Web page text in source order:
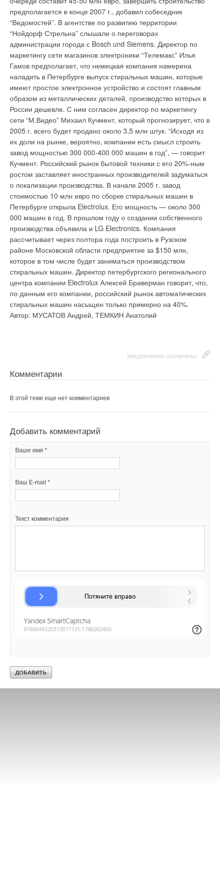
предполагается в конце 2007 г., добавил собеседник
“Ведомостей”. В агентстве по развитию территории
“Нойдорф Стрельна” слышали о переговорах
администрации города с Bosch und Siemens. Директор по
маркетингу сети магазинов электроники “Телемакс” Илья
Гамов предполагает, что немецкая компания намерена
наладить в Петербурге выпуск стиральных машин, которые
имеют простое электронное устройство и состоят главным
образом из металлических деталей, производство которых в
России дешевле. С ним согласен директор по маркетингу
сети “М.Видео” Михаил Кучмент, который прогнозирует, что в
2005 г. всего будет продано около 3,5 млн штук. “Исходя из
их доли на рынке, вероятно, компании есть смысл строить
завод мощностью 300 000-400 000 машин в год”, — говорит
Кучмент. Российский рынок бытовой техники с его 20%-ным
ростом заставляет иностранных производителей задуматься
о локализации производства. В начале 2005 г. завод
стоимостью 10 млн евро по сборке стиральных машин в
Петербурге открыла Electrolux. Его мощность — около 300
000 машин в год. В прошлом году о создании собственного
производства объявила и LG Electronics. Компания
рассчитывает через полтора года построить в Рузском
районе Московской области предприятие за $150 млн,
которое в том числе будет заниматься производством
стиральных машин. Директор петербургского регионального
центра компании Electrolux Алексей Браверман говорит, что,
по данным его компании, российский рынок автоматических
стиральных машин насыщен только примерно на 40%.
Автор: МУСАТОВ Андрей, ТЕМКИН Анатолий
Уведомления отключены
Комментарии
В этой теме еще нет комментариев
Добавить комментарий
Ваше имя *
Ваш E-mail *
Текст комментария
материалах, в рекламе и конечно же на самих приборах.
Уведомления отключены
Комментарии
В этой теме еще нет комментариев
Добавить комментарий
Ваше имя *
Ваш E-mail *
Текст комментария
Уведомления отключены
Комментарии
В этой теме еще нет комментариев
Добавить комментарий
Ваше имя *
Ваш E-mail *